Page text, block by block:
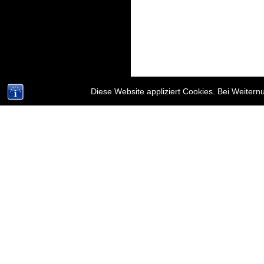
Diese Website appliziert Cookies. Bei